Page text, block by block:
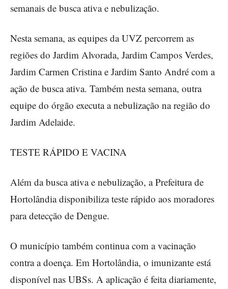
semanais de busca ativa e nebulização.
Nesta semana, as equipes da UVZ percorrem as
regiões do Jardim Alvorada, Jardim Campos Verdes,
Jardim Carmen Cristina e Jardim Santo André com a
ação de busca ativa. Também nesta semana, outra
equipe do órgão executa a nebulização na região do
Jardim Adelaide.
TESTE RÁPIDO E VACINA
Além da busca ativa e nebulização, a Prefeitura de
Hortolândia disponibiliza teste rápido aos moradores
para detecção de Dengue.
O município também continua com a vacinação
contra a doença. Em Hortolândia, o imunizante está
disponível nas UBSs. A aplicação é feita diariamente,